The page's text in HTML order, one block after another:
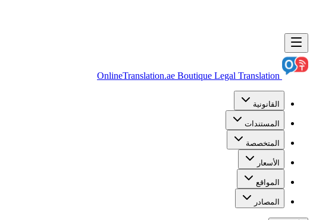
OnlineTranslation.ae Boutique Legal Translation
القانونية
المستندات
المتخصصة
الأسعار
المواقع
المصادر